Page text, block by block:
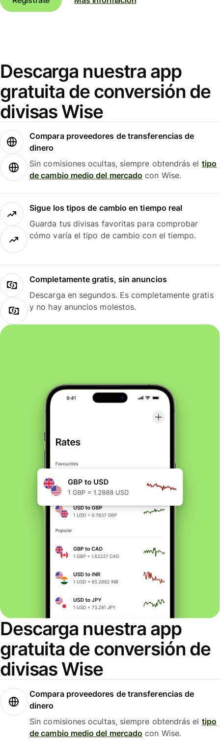
Descarga nuestra app
gratuita de conversión de
divisas Wise
Compara proveedores de transferencias de
dinero
Sin comisiones ocultas, siempre obtendrás el tipo
de cambio medio del mercado con Wise.
Sigue los tipos de cambio en tiempo real
Guarda tus divisas favoritas para comprobar
cómo varía el tipo de cambio con el tiempo.
Completamente gratis, sin anuncios
Descarga en segundos. Es completamente gratis
y no hay anuncios molestos.
Descarga nuestra app
gratuita de conversión de
divisas Wise
Compara proveedores de transferencias de
dinero
Sin comisiones ocultas, siempre obtendrás el tipo
de cambio medio del mercado con Wise.